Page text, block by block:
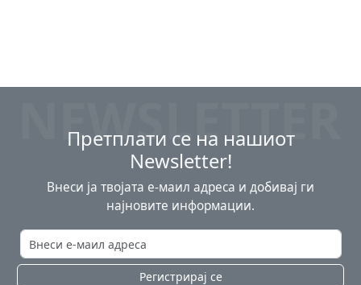
NEWSLETTER
Претплати се на нашиот
Newsletter!
Внеси ја твојата е-маил адреса и добивај ги
најновите информации.
Регистрирај се